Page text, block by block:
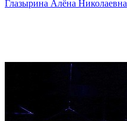
Глазырина Алёна Николаевна